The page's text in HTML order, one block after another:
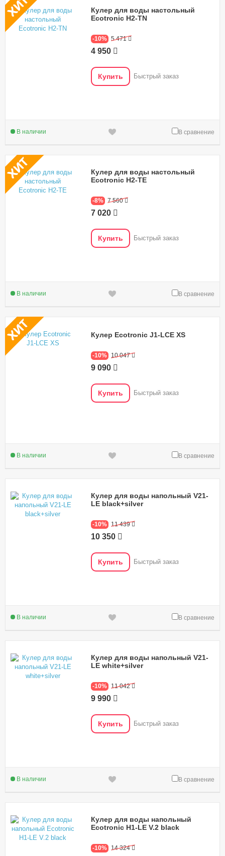
Кулер для воды настольный
Ecotronic H2-TN
Купить
-10% 5 471
4 950
Быстрый заказ
В сравнение
В наличии
Кулер для воды настольный
Ecotronic H2-TE
Купить
-8% 7 560
7 020
Быстрый заказ
В сравнение
В наличии
Кулер Ecotronic J1-LCE XS
Купить
-10% 10 047
9 090
Быстрый заказ
В сравнение
В наличии
Кулер для воды напольный V21-
LE black+silver
Купить
-10% 11 439
10 350
Быстрый заказ
В сравнение
В наличии
Кулер для воды напольный V21-
LE white+silver
Купить
-10% 11 042
9 990
Быстрый заказ
В сравнение
В наличии
Кулер для воды напольный
Ecotronic H1-LE V.2 black
-10% 14 324